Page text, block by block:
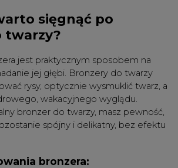
sięgnąć po
twarzy?
jest praktycznym sposobem na
jej głębi. Bronzery do twarzy
rysy, optycznie wysmuklić twarz, a
wakacyjnego wyglądu.
bronzer do twarzy, masz pewność,
spójny i delikatny, bez efektu
bronzera: